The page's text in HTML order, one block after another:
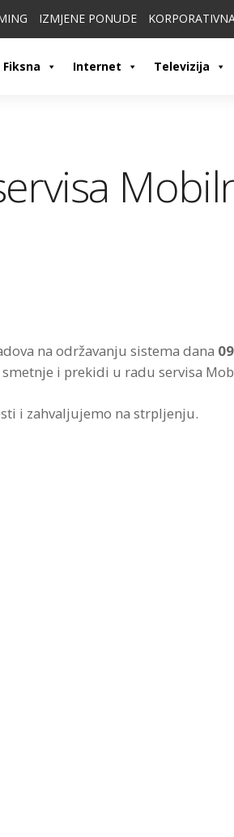
IZMJENE PONUDE
Fiksna Internet Televizija
na održavanju sistema dana
smetnje i prekidi u radu servisa
i zahvaljujemo na strpljenju.